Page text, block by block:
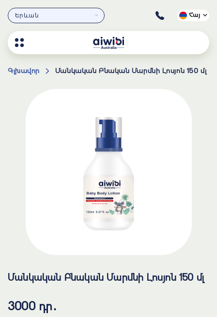
Երևան Հայ
Գլխավոր Մանկական Բնական Մարմնի Լոսյոն 150 մլ
Մանկական Բնական Մարմնի Լոսյոն 150 մլ
3000 դր․